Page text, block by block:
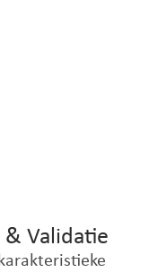
& Validatie